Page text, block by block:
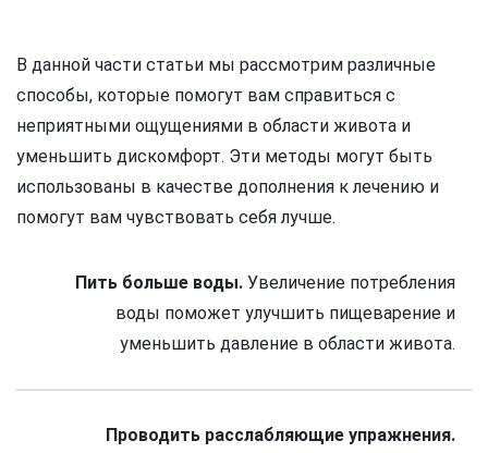
В данной части статьи мы рассмотрим различные
способы, которые помогут вам справиться с
неприятными ощущениями в области живота и
уменьшить дискомфорт. Эти методы могут быть
использованы в качестве дополнения к лечению и
помогут вам чувствовать себя лучше.
Пить больше воды. Увеличение потребления
воды поможет улучшить пищеварение и
уменьшить давление в области живота.
Проводить расслабляющие упражнения.